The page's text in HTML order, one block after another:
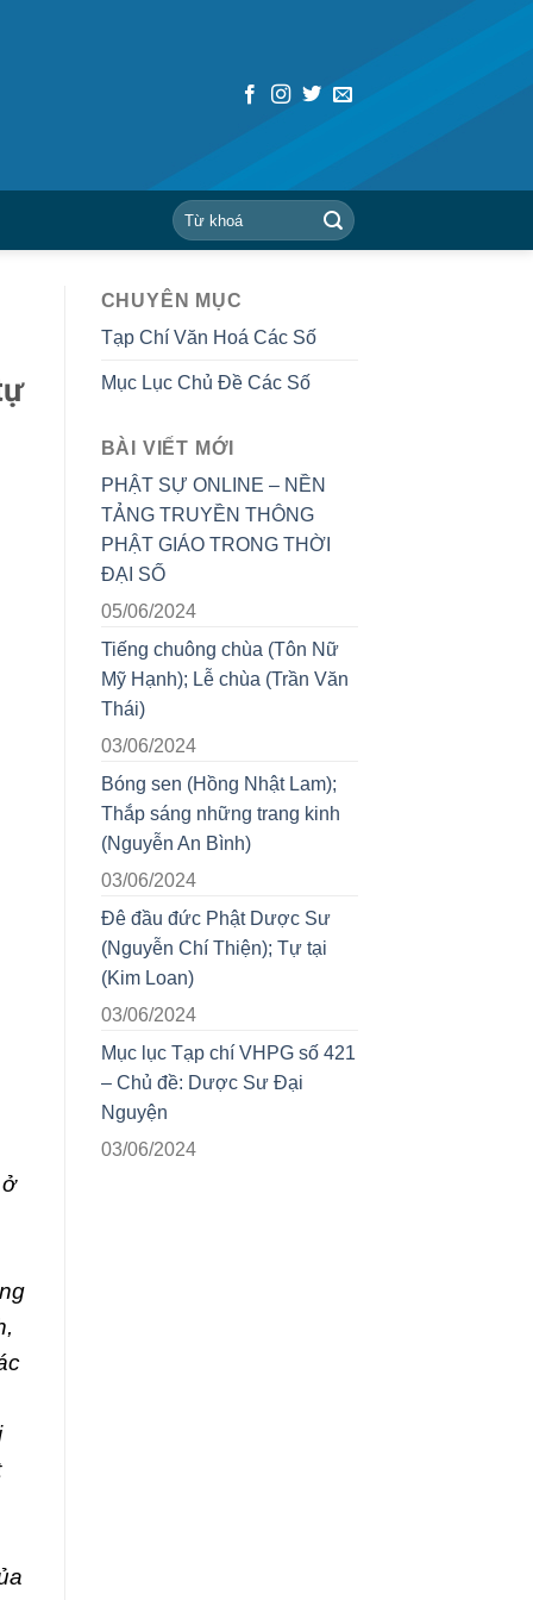
CHUYÊN MỤC
Tạp Chí Văn Hoá Các Số
Mục Lục Chủ Đề Các Số
BÀI VIẾT MỚI
PHẬT SỰ ONLINE – NỀN
TẢNG TRUYỀN THÔNG
PHẬT GIÁO TRONG THỜI
ĐẠI SỐ
05/06/2024
Tiếng chuông chùa (Tôn Nữ
Mỹ Hạnh); Lễ chùa (Trần Văn
Thái)
03/06/2024
Bóng sen (Hồng Nhật Lam);
Thắp sáng những trang kinh
(Nguyễn An Bình)
03/06/2024
Đê đầu đức Phật Dược Sư
(Nguyễn Chí Thiện); Tự tại
(Kim Loan)
03/06/2024
Mục lục Tạp chí VHPG số 421
– Chủ đề: Dược Sư Đại
Nguyện
03/06/2024